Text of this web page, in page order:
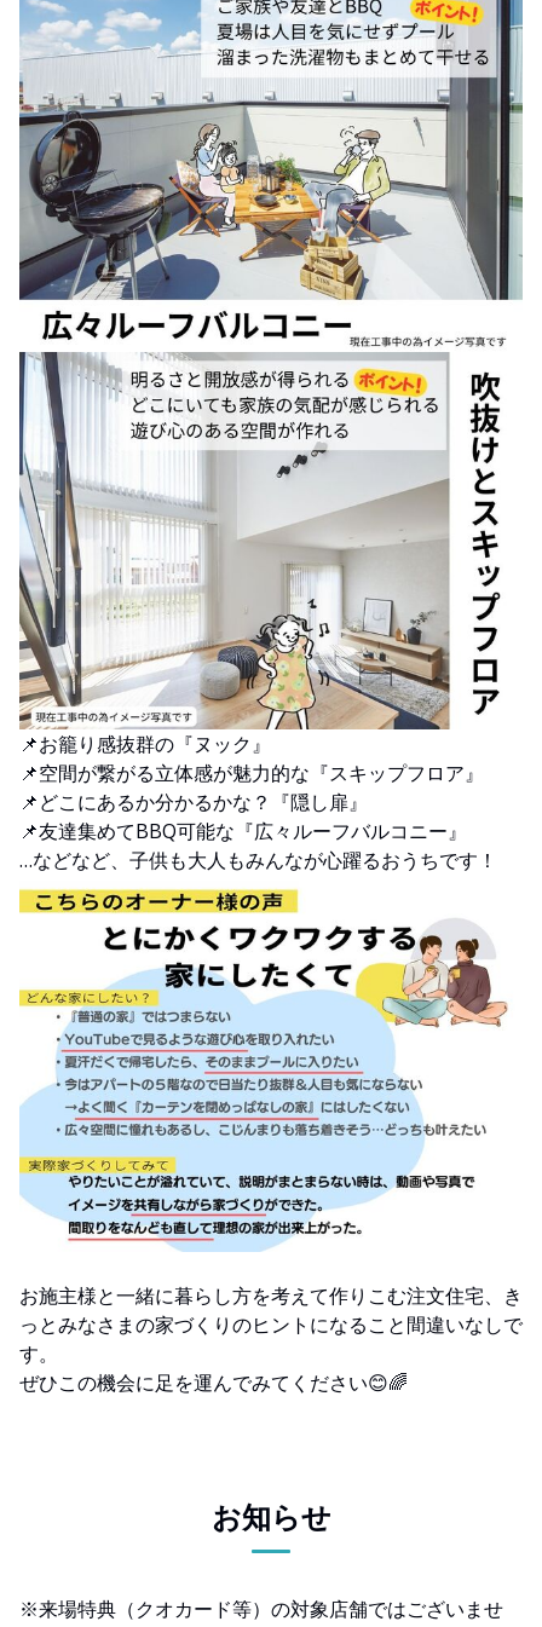
📌お籠り感抜群の『ヌック』
📌空間が繋がる立体感が魅力的な『スキップフロア』
📌どこにあるか分かるかな？『隠し扉』
📌友達集めてBBQ可能な『広々ルーフバルコニー』
…などなど、子供も大人もみんなが心躍るおうちです！
お施主様と一緒に暮らし方を考えて作りこむ注文住宅、き
っとみなさまの家づくりのヒントになること間違いなしで
す。
ぜひこの機会に足を運んでみてください😊🌈
お知らせ
※来場特典（クオカード等）の対象店舗ではございませ